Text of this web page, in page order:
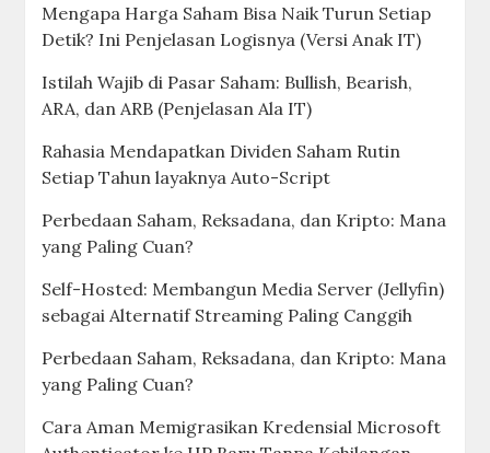
Mengapa Harga Saham Bisa Naik Turun Setiap
Detik? Ini Penjelasan Logisnya (Versi Anak IT)
Istilah Wajib di Pasar Saham: Bullish, Bearish,
ARA, dan ARB (Penjelasan Ala IT)
Rahasia Mendapatkan Dividen Saham Rutin
Setiap Tahun layaknya Auto-Script
Perbedaan Saham, Reksadana, dan Kripto: Mana
yang Paling Cuan?
Self-Hosted: Membangun Media Server (Jellyfin)
sebagai Alternatif Streaming Paling Canggih
Perbedaan Saham, Reksadana, dan Kripto: Mana
yang Paling Cuan?
Cara Aman Memigrasikan Kredensial Microsoft